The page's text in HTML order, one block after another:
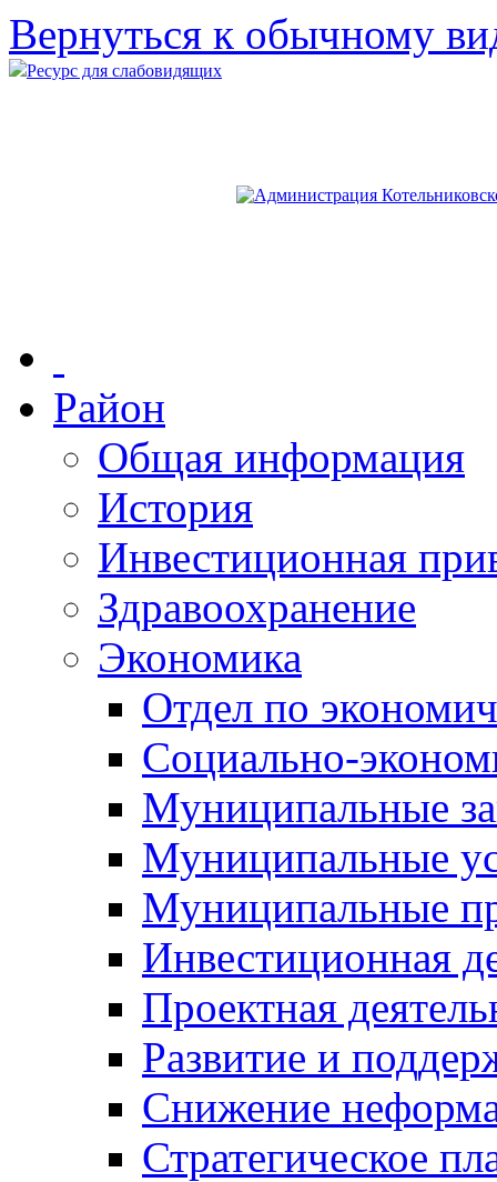
Вернуться к обычному
Ресурс для слабовидящих
Район
Общая информация
История
Инвестиционная
Здравоохранение
Экономика
Отдел по
Социально-
Муниципальные
Муниципальные
Муниципальные
Инвестиционная
Проектная
Развитие и
Снижение
Стратегическое